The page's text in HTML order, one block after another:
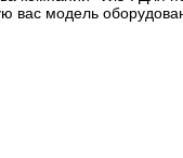
вас модель